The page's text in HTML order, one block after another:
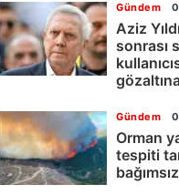
Gündem
Aziz
sonrası
Gündem
Orman
tespiti